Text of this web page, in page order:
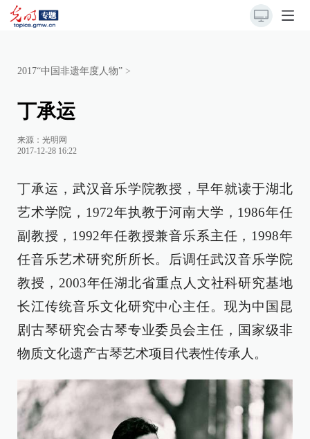
2017“中国非遗年度人物” >
丁承运
来源： 光明网
2017-12-28 16:22
丁承运，武汉音乐学院教授，早年就读于湖北
艺术学院，1972年执教于河南大学，1986年任
副教授，1992年任教授兼音乐系主任，1998年
任音乐艺术研究所所长。后调任武汉音乐学院
教授，2003年任湖北省重点人文社科研究基地
长江传统音乐文化研究中心主任。现为中国昆
剧古琴研究会古琴专业委员会主任，国家级非
物质文化遗产古琴艺术项目代表性传承人。